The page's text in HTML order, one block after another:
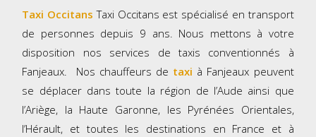
Taxi Occitans Taxi Occitans est spécialisé en transport
de personnes depuis 9 ans. Nous mettons à votre
disposition nos services de taxis conventionnés à
Fanjeaux. Nos chauffeurs de taxi à Fanjeaux peuvent
se déplacer dans toute la région de l’Aude ainsi que
l’Ariège, la Haute Garonne, les Pyrénées Orientales,
l’Hérault, et toutes les destinations en France et à